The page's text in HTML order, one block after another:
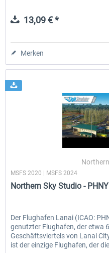
13,09 € *
Merken
MSFS 2020 | MSFS 2024
Northern Sky Studio -
Der Flughafen Lanai (ICAO:
genutzter Flughafen, der etwa
Geschäftsviertels von Lanai
ist der einzige Flughafen, der